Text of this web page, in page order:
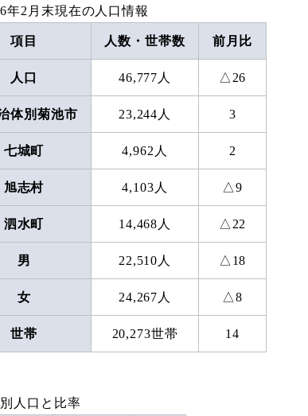
年2月末現在の人口情報
項目
人数・世帯数 前月比
人口 46,777人 △26
体別菊池市 23,244人 3
七城町 4,962人 2
旭志村 4,103人 △9
泗水町 14,468人 △22
男 22,510人 △18
女 24,267人 △8
世帯 20,273世帯 14
人口と比率